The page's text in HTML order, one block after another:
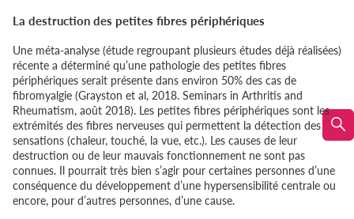
La destruction des petites fibres périphériques
Une méta-analyse (étude regroupant plusieurs études déjà réalisées)
récente a déterminé qu’une pathologie des petites fibres
périphériques serait présente dans environ 50% des cas de
fibromyalgie (Grayston et al, 2018. Seminars in Arthritis and
Rheumatism, août 2018). Les petites fibres périphériques sont les
extrémités des fibres nerveuses qui permettent la détection des
sensations (chaleur, touché, la vue, etc.). Les causes de leur
destruction ou de leur mauvais fonctionnement ne sont pas
connues. Il pourrait très bien s’agir pour certaines personnes d’une
conséquence du développement d’une hypersensibilité centrale ou
encore, pour d’autres personnes, d’une cause.